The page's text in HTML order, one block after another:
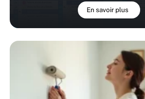
En savoir plus